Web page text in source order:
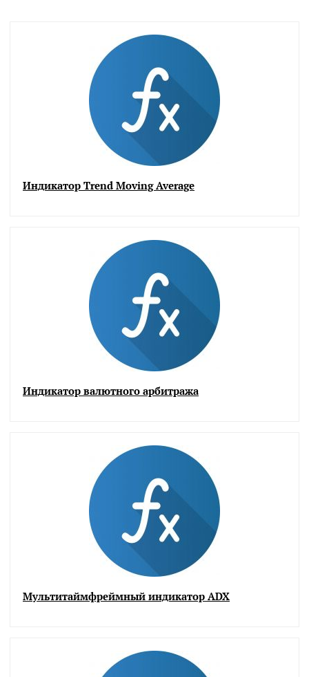
Индикатор Trend Moving Average
Индикатор валютного арбитража
Мультитаймфреймный индикатор ADX